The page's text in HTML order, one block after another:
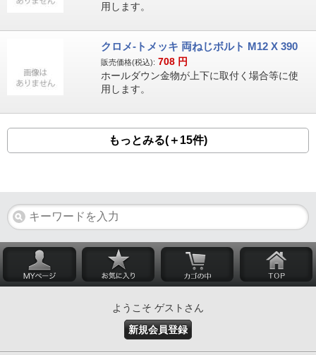
用します。
クロメ-トメッキ 両ねじボルト M12 X 390
販売価格(税込): 708 円
ホールダウン金物が上下に取付く場合等に使
用します。
もっとみる(＋15件)
ようこそ ゲストさん
新規会員登録